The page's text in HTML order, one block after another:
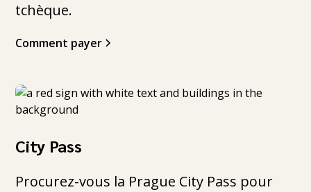
tchèque.
Comment payer
City Pass
Procurez-vous la Prague City Pass pour